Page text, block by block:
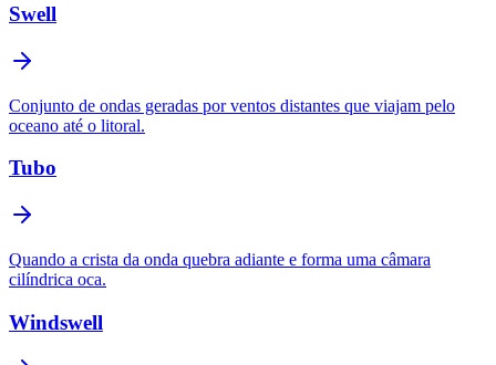
Swell
Conjunto de ondas geradas por ventos distantes que viajam pelo
oceano até o litoral.
Tubo
Quando a crista da onda quebra adiante e forma uma câmara
cilíndrica oca.
Windswell